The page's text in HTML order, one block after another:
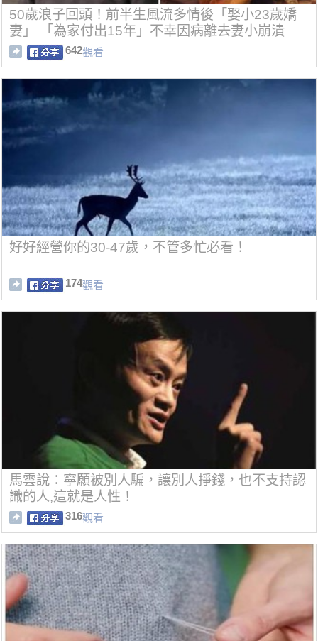
50歲浪子回頭！前半生風流多情後「娶小23歲嬌
妻」 「為家付出15年」不幸因病離去妻小崩潰
642觀看
好好經營你的30-47歲，不管多忙必看！
174觀看
馬雲說：寧願被別人騙，讓別人掙錢，也不支持認
識的人,這就是人性！
316觀看